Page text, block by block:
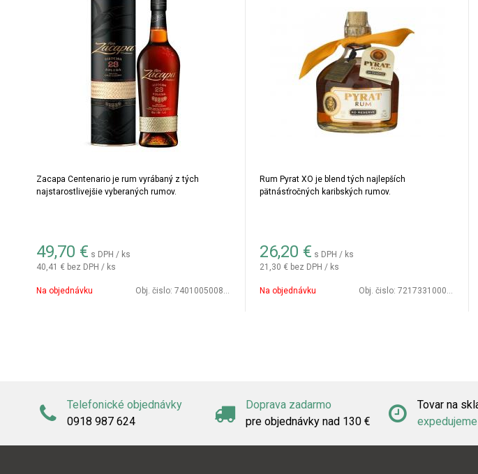
Zacapa Centenario je rum vyrábaný z tých
najstarostlivejšie vyberaných rumov.
49,70 € s DPH / ks
40,41 € bez DPH / ks
Na objednávku Obj. čislo:7401005008603
Rum Pyrat XO je blend tých najlepších
pätnásťročných karibských rumov.
26,20 € s DPH / ks
21,30 € bez DPH / ks
Na objednávku Obj. čislo:721733100088
Telefonické objednávky
0918 987 624
Doprava zadarmo
pre objednávky nad 130 €
Tovar na